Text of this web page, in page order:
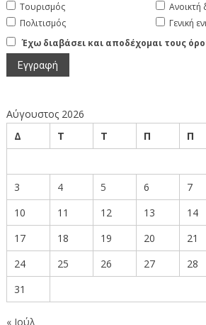
Τουρισμός
Πολιτισμός
Ανοικτή
Γενική
Έχω διαβάσει και αποδέχομαι τους
Αύγουστος 2026
Δ
Τ Τ Π Π
3
4 5 6 7
10
11 12 13 14
17
18 19 20 21
24
25 26 27 28
31
« Ιούλ